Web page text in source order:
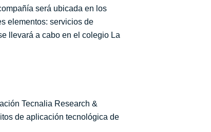
será ubicada en los
elementos: servicios de
llevará a cabo en el colegio La
Tecnalia Research &
de aplicación tecnológica de